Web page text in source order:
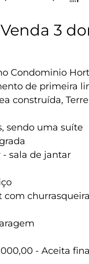
3
Condominio
de primeira
construída,
sendo uma suíte
- sala de jantar
com churrasqueira
- Aceita